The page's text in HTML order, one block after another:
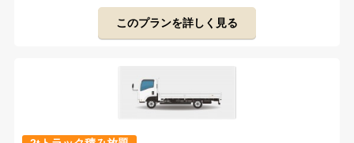
このプランを詳しく見る